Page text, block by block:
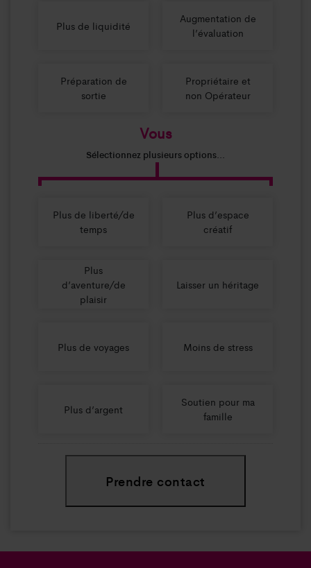
Plus de liquidité
Augmentation de
l’évaluation
Préparation de
sortie
Propriétaire et
non Opérateur
Vous
Sélectionnez plusieurs options...
Plus de liberté/de
temps
Plus d’espace
créatif
Plus
d’aventure/de
plaisir
Laisser un héritage
Plus de voyages Moins de stress
Plus d’argent
Soutien pour ma
famille
Prendre contact